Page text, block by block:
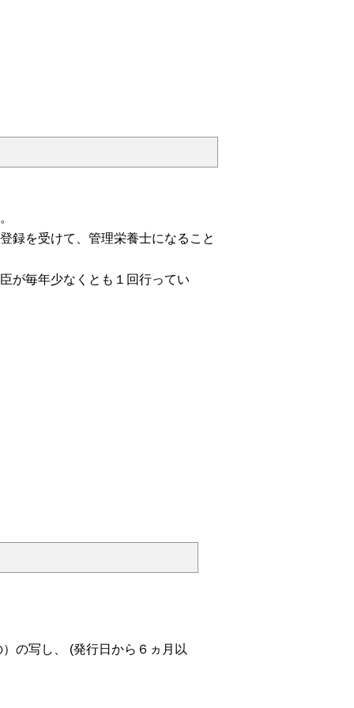
録を受けて、管理栄養士になること
が毎年少なくとも１回行ってい
の写し、 (発行日から６ヵ月以